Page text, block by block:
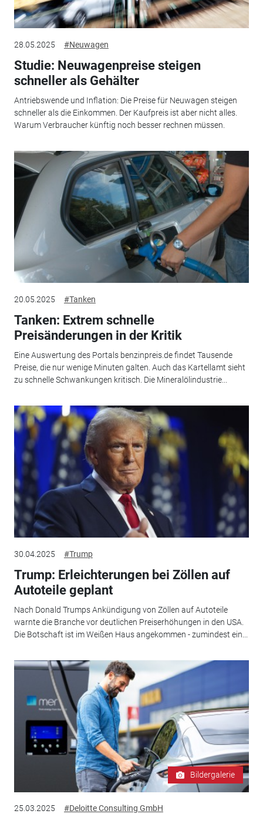
28.05.2025 #Neuwagen
Studie: Neuwagenpreise steigen
schneller als Gehälter
Antriebswende und Inflation: Die Preise für Neuwagen steigen
schneller als die Einkommen. Der Kaufpreis ist aber nicht alles.
Warum Verbraucher künftig noch besser rechnen müssen.
20.05.2025 #Tanken
Tanken: Extrem schnelle
Preisänderungen in der Kritik
Eine Auswertung des Portals benzinpreis.de findet Tausende
Preise, die nur wenige Minuten galten. Auch das Kartellamt sieht
zu schnelle Schwankungen kritisch. Die Mineralölindustrie...
30.04.2025 #Trump
Trump: Erleichterungen bei Zöllen auf
Autoteile geplant
Nach Donald Trumps Ankündigung von Zöllen auf Autoteile
warnte die Branche vor deutlichen Preiserhöhungen in den USA.
Die Botschaft ist im Weißen Haus angekommen - zumindest ein...
Bildergalerie
25.03.2025 #Deloitte Consulting GmbH